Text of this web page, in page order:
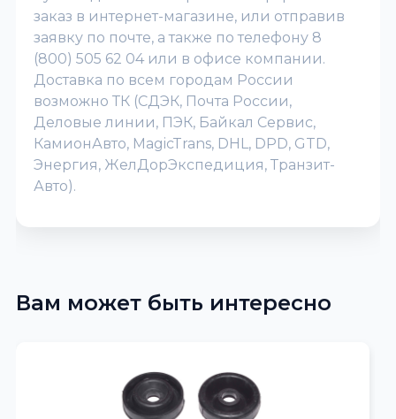
заказ в интернет-магазине, или отправив
заявку по почте, а также по телефону 8
(800) 505 62 04 или в офисе компании.
Доставка по всем городам России
возможно ТК (СДЭК, Почта России,
Деловые линии, ПЭК, Байкал Сервис,
КамионАвто, MagicTrans, DHL, DPD, GTD,
Энергия, ЖелДорЭкспедиция, Транзит-
Авто).
Вам может быть интересно